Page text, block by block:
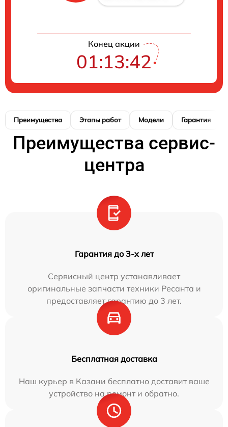
Конец акции
01:13:41
Преимущества Этапы работ Модели Гарантия
Преимущества сервис-
центра
Гарантия до 3-х лет
Сервисный центр устанавливает
оригинальные запчасти техники Ресанта и
предоставляет гарантию до 3 лет.
Бесплатная доставка
Наш курьер в Казани бесплатно доставит ваше
устройство на ремонт и обратно.